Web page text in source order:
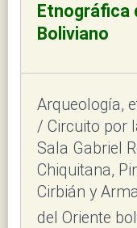
Etnográfica
Boliviano
Arqueología,
/ Circuito por
Sala Gabriel
Chiquitana,
Cirbián y
del Oriente